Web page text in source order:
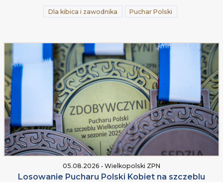
Dla kibica i zawodnika Puchar Polski
05.08.2026 • Wielkopolski ZPN
Losowanie Pucharu Polski Kobiet na szczeblu